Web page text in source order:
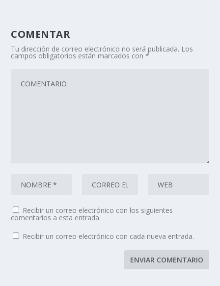
COMENTAR
Tu dirección de correo electrónico no será publicada. Los
campos obligatorios están marcados con*
Recibir un correo electrónico con los siguientes
comentarios a esta entrada.
Recibir un correo electrónico con cada nueva entrada.